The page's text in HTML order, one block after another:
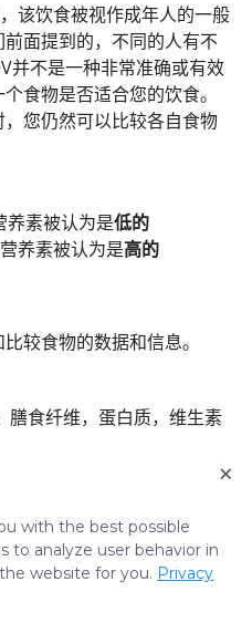
该饮食被视作成年人的一般
面提到的，不同的人有不
并不是一种非常准确或有效
食物是否适合您的饮食。
您仍然可以比较各自食物
养素被认为是低的
养素被认为是高的
较食物的数据和信息。
膳食纤维，蛋白质，维生素
总脂肪，饱和脂肪，反式脂
用程序与您的营养师交谈，
更多注意的营养素。
with the best possible
to analyze user behavior in
website for you. Privacy
×